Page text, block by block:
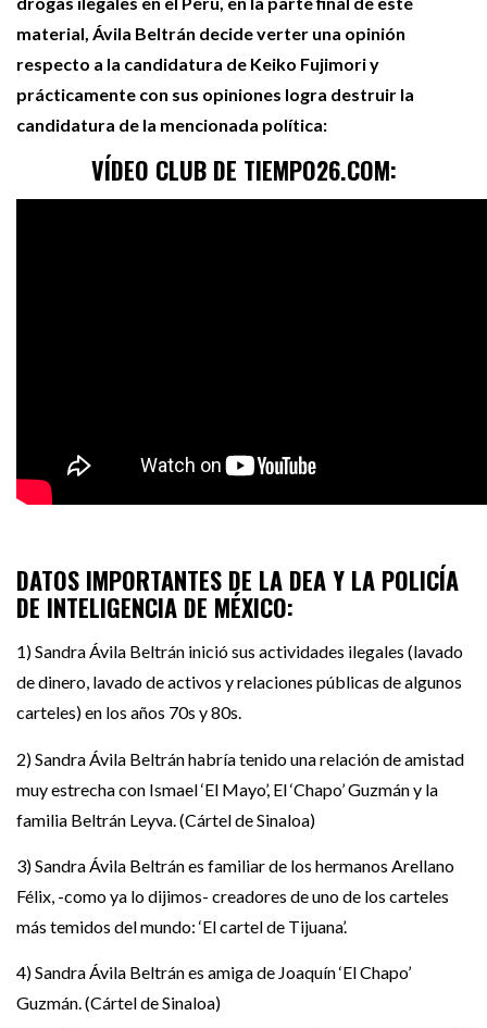
material, Ávila Beltrán decide verter una opinión
respecto a la candidatura de Keiko Fujimori y
prácticamente con sus opiniones logra destruir la
candidatura de la mencionada política:
VÍDEO CLUB DE TIEMPO26.COM:
DATOS IMPORTANTES DE LA DEA Y LA POLICÍA
DE INTELIGENCIA DE MÉXICO:
1) Sandra Ávila Beltrán inició sus actividades ilegales (lavado
de dinero, lavado de activos y relaciones públicas de algunos
carteles) en los años 70s y 80s.
2) Sandra Ávila Beltrán habría tenido una relación de amistad
muy estrecha con Ismael ‘El Mayo’, El ‘Chapo’ Guzmán y la
familia Beltrán Leyva. (Cártel de Sinaloa)
3) Sandra Ávila Beltrán es familiar de los hermanos Arellano
Félix, -como ya lo dijimos- creadores de uno de los carteles
más temidos del mundo: ‘El cartel de Tijuana’.
4) Sandra Ávila Beltrán es amiga de Joaquín ‘El Chapo’
Guzmán. (Cártel de Sinaloa)